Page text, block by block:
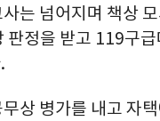
는 넘어지며 책상
판정을 받고 119구급
상 병가를 내고 자